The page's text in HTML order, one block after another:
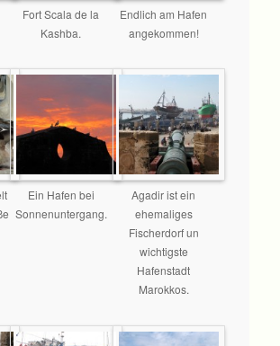
Fort Scala de la
Kashba.
Endlich am Hafen
angekommen!
Ein Hafen bei
Sonnenuntergang.
Agadir ist ein
ehemaliges
Fischerdorf un
wichtigste
Hafenstadt
Marokkos.